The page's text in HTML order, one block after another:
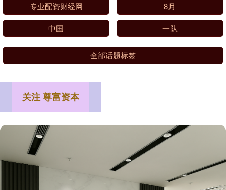
专业配资财经网 8月
中国 一队
全部话题标签
关注 尊富资本